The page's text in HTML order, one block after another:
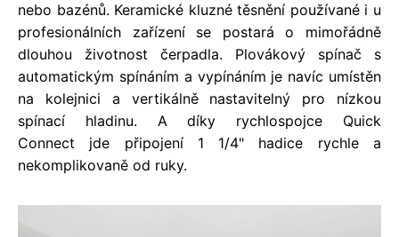
nebo bazénů. Keramické kluzné těsnění používané i u
profesionálních zařízení se postará o mimořádně
dlouhou životnost čerpadla. Plovákový spínač s
automatickým spínáním a vypínáním je navíc umístěn
na kolejnici a vertikálně nastavitelný pro nízkou
spínací hladinu. A díky rychlospojce Quick
Connect jde připojení 1 1/4" hadice rychle a
nekomplikovaně od ruky.